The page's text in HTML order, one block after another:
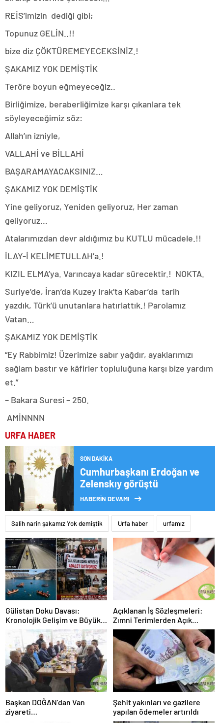
REİS’imizin dediği gibi;
Topunuz GELİN..!!
bize diz ÇÖKTÜREMEYECEKSİNİZ.!
ŞAKAMIZ YOK DEMİŞTİK
Teröre boyun eğmeyeceğiz..
Birliğimize, beraberliğimize karşı çıkanlara tek
söyleyeceğimiz söz:
Allah’ın izniyle,
VALLAHİ ve BİLLAHİ
BAŞARAMAYACAKSINIZ…
ŞAKAMIZ YOK DEMİŞTİK
Yine geliyoruz, Yeniden geliyoruz, Her zaman
geliyoruz…
Atalarımızdan devr aldığımız bu KUTLU mücadele.!!
İLAY-İ KELİMETULLAH’a.!
KIZIL ELMA’ya. Varıncaya kadar sürecektir.! NOKTA.
Suriye’de, İran’da Kuzey Irak’ta Kabar’da tarih
yazdık, Türk’ü unutanlara hatırlattık.! Parolamız
Vatan…
ŞAKAMIZ YOK DEMİŞTİK
“Ey Rabbimiz! Üzerimize sabır yağdır, ayaklarımızı
sağlam bastır ve kâfirler topluluğuna karşı bize yardım
et.”
– Bakara Suresi – 250.
AMİNNNN
URFA HABER
SON DAKIKA
Cumhurbaşkanı Erdoğan ve
Zelenskıy görüştü
HABERİN DEVAMI
Salih narin şakamız Yok demiştik Urfa haber urfamız
Gülistan Doku Davası:
Kronolojik Gelişim ve Büyük
Kırılma
Açıklanan İş Sözleşmeleri:
Zımni Terimlerden Açık
Anlaşmalara
Başkan DOĞAN’dan Van
ziyareti…
Şehit yakınları ve gazilere
yapılan ödemeler artırıldı